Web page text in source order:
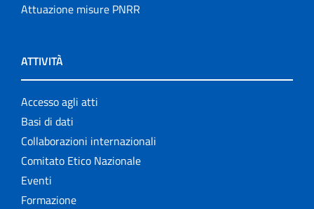
Attuazione misure PNRR
ATTIVITÀ
Accesso agli atti
Basi di dati
Collaborazioni internazionali
Comitato Etico Nazionale
Eventi
Formazione